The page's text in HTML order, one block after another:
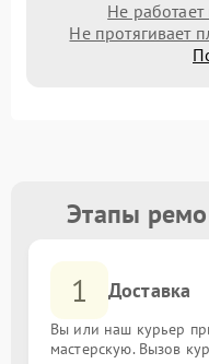
Не работает
Не протягивает
Этапы
1 Доставка
Вы или наш курьер
мастерскую. Вызов